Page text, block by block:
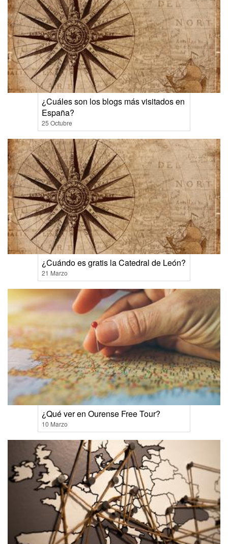
¿Cuáles son los blogs más visitados en
España?
25 Octubre
¿Cuándo es gratis la Catedral de León?
21 Marzo
¿Qué ver en Ourense Free Tour?
10 Marzo